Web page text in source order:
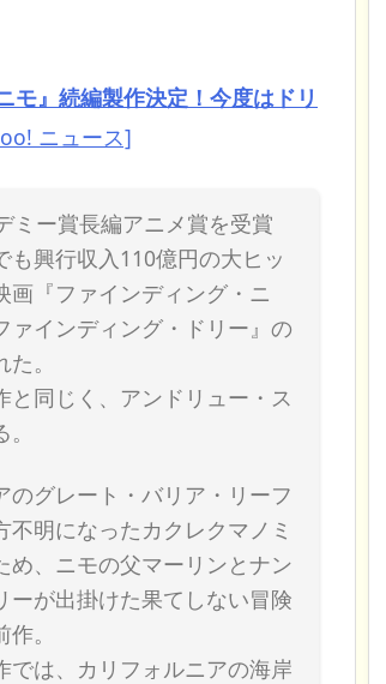
モ』続編製作決定！今度はドリ
ニュース]
ミー賞長編アニメ賞を受賞
も興行収入110億円の大ヒッ
画『ファインディング・ニ
ァインディング・ドリー』の
。
と同じく、アンドリュー・ス
のグレート・バリア・リーフ
不明になったカクレクマノミ
め、ニモの父マーリンとナン
ーが出掛けた果てしない冒険
。
では、カリフォルニアの海岸